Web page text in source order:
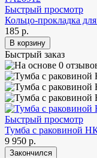
Быстрый просмотр
Кольцо-прокладка
185 р.
Быстрый заказ
Быстрый просмотр
Тумба с раковиной
9 950 р.